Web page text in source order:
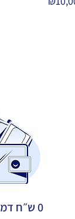
0 ש״ח דמי ניהול